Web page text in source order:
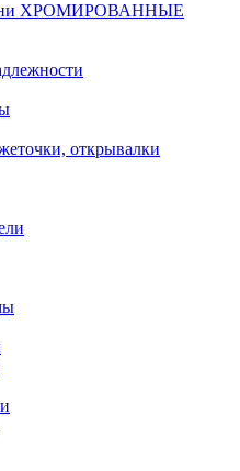
ХРОМИРОВАННЫЕ
открывалки